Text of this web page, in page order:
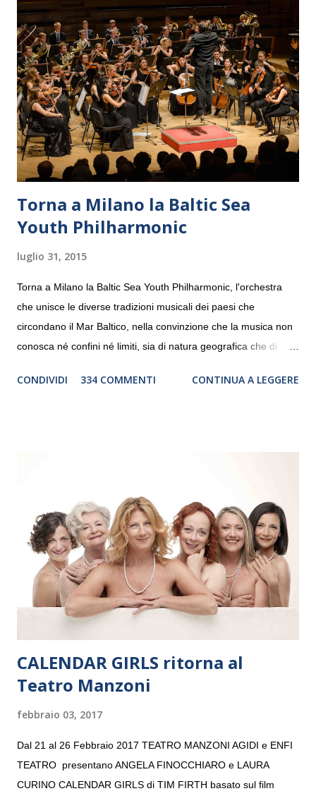
Torna a Milano la Baltic Sea
Youth Philharmonic
luglio 31, 2015
Torna a Milano la Baltic Sea Youth Philharmonic, l'orchestra
che unisce le diverse tradizioni musicali dei paesi che
circondano il Mar Baltico, nella convinzione che la musica non
conosca né confini né limiti, sia di natura geografica che di
debutterà il 10 settembre a Heiden, in Germania, e toccherà, in
“Settembre dell’Accademia” dove si esibirà per il secondo anno
consecutivo. Il pubblico milanese avrà il piacere di applaudire i
giovani artisti della Baltic Sea Youth Philharmonic per la quarta
volta. L’orchestra, fondata nel 2008 da Kristjan Järvi (affiancato
da un prestigioso consiglio di consulent...
CONDIVIDI 334 COMMENTI CONTINUA A LEGGERE
CALENDAR GIRLS ritorna al
Teatro Manzoni
febbraio 03, 2017
Dal 21 al 26 Febbraio 2017 TEATRO MANZONI AGIDI e ENFI
TEATRO presentano ANGELA FINOCCHIARO e LAURA
CURINO CALENDAR GIRLS di TIM FIRTH basato sul film